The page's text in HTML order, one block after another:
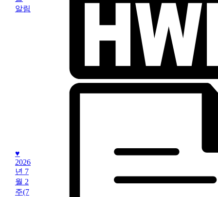
알림
♥
2026
년 7
월 2
주(7